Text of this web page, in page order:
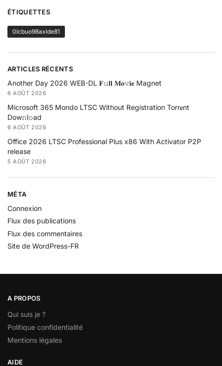
ÉTIQUETTES
0lcbuo98axlde81
ARTICLES RÉCENTS
Another Day 2026 WEB-DL 𝐅𝚞𝐥𝐥 𝐌𝐨𝚟𝐢𝐞 Magnet
6 AOÛT 2026
Microsoft 365 Mondo LTSC Without Registration Torr𝐞nt
Dow𝚗l𝚘аd
6 AOÛT 2026
Office 2026 LTSC Professional Plus x86 With Activator P2P
release
5 AOÛT 2026
MÉTA
Connexion
Flux des publications
Flux des commentaires
Site de WordPress-FR
A PROPOS
Qui suis je ?
Politique confidentialité
Mentions légales
AIDE